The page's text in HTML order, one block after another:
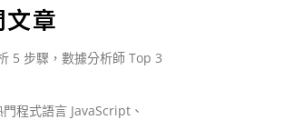
文章
5 步驟，數據分析師 Top 3
程式語言 JavaScript、